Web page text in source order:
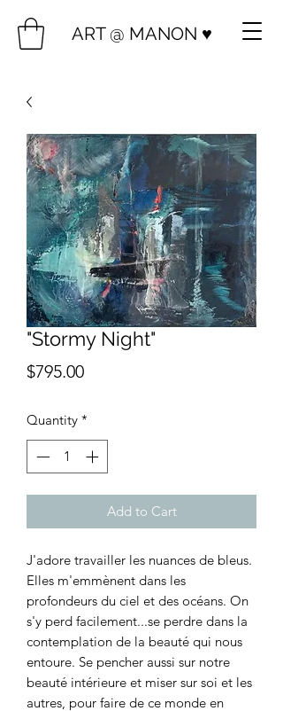
ART @ MANON ♥️
"Stormy Night"
$795.00Price
Quantity *
Add to Cart
J'adore travailler les nuances de bleus.
Elles m'emmènent dans les
profondeurs du ciel et des océans. On
s'y perd facilement...se perdre dans la
contemplation de la beauté qui nous
entoure. Se pencher aussi sur notre
beauté intérieure et miser sur soi et les
autres, pour faire de ce monde en